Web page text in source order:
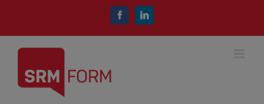
FacebookLinkedIn